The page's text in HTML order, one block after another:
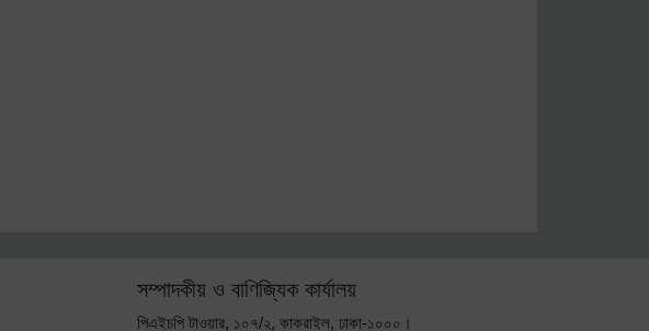
সম্পাদকীয় ও বাণিজ্যিক কার্যালয়
পিএইচপি টাওয়ার, ১০৭/২, কাকরাইল, ঢাকা-১০০০।